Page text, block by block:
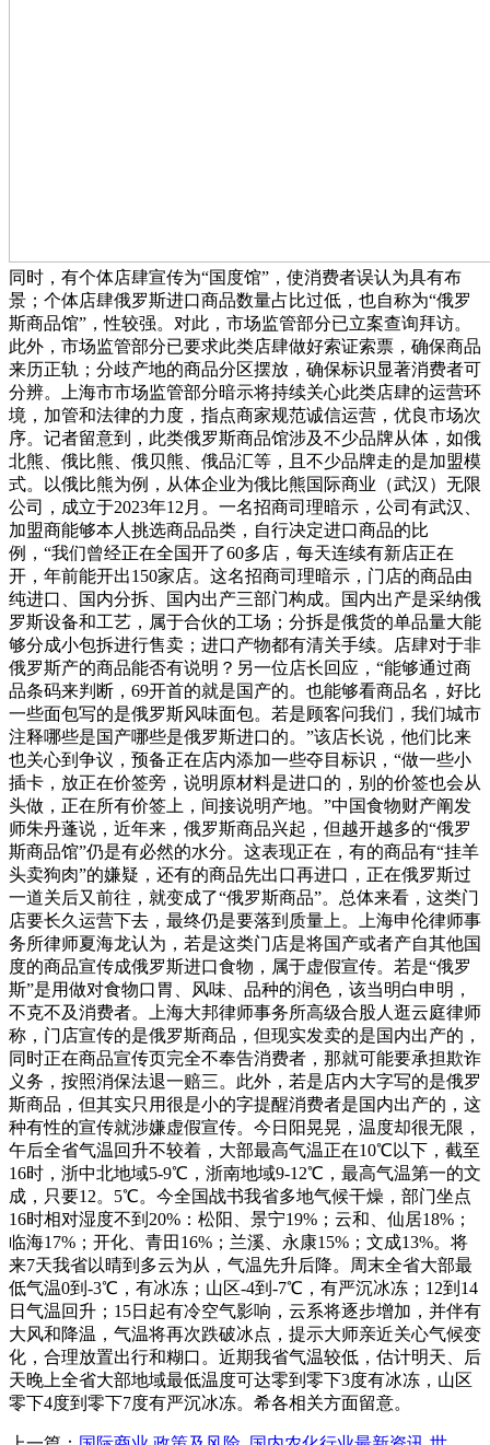
同时，有个体店肆宣传为“国度馆”，使消费者误认为具有布
景；个体店肆俄罗斯进口商品数量占比过低，也自称为“俄罗
斯商品馆”，性较强。对此，市场监管部分已立案查询拜访。
此外，市场监管部分已要求此类店肆做好索证索票，确保商品
来历正轨；分歧产地的商品分区摆放，确保标识显著消费者可
分辨。上海市市场监管部分暗示将持续关心此类店肆的运营环
境，加管和法律的力度，指点商家规范诚信运营，优良市场次
序。记者留意到，此类俄罗斯商品馆涉及不少品牌从体，如俄
北熊、俄比熊、俄贝熊、俄品汇等，且不少品牌走的是加盟模
式。以俄比熊为例，从体企业为俄比熊国际商业（武汉）无限
公司，成立于2023年12月。一名招商司理暗示，公司有武汉、
加盟商能够本人挑选商品品类，自行决定进口商品的比
例，“我们曾经正在全国开了60多店，每天连续有新店正在
开，年前能开出150家店。这名招商司理暗示，门店的商品由
纯进口、国内分拆、国内出产三部门构成。国内出产是采纳俄
罗斯设备和工艺，属于合伙的工场；分拆是俄货的单品量大能
够分成小包拆进行售卖；进口产物都有清关手续。店肆对于非
俄罗斯产的商品能否有说明？另一位店长回应，“能够通过商
品条码来判断，69开首的就是国产的。也能够看商品名，好比
一些面包写的是俄罗斯风味面包。若是顾客问我们，我们城市
注释哪些是国产哪些是俄罗斯进口的。”该店长说，他们比来
也关心到争议，预备正在店内添加一些夺目标识，“做一些小
插卡，放正在价签旁，说明原材料是进口的，别的价签也会从
头做，正在所有价签上，间接说明产地。”中国食物财产阐发
师朱丹蓬说，近年来，俄罗斯商品兴起，但越开越多的“俄罗
斯商品馆”仍是有必然的水分。这表现正在，有的商品有“挂羊
头卖狗肉”的嫌疑，还有的商品先出口再进口，正在俄罗斯过
一道关后又前往，就变成了“俄罗斯商品”。总体来看，这类门
店要长久运营下去，最终仍是要落到质量上。上海申伦律师事
务所律师夏海龙认为，若是这类门店是将国产或者产自其他国
度的商品宣传成俄罗斯进口食物，属于虚假宣传。若是“俄罗
斯”是用做对食物口胃、风味、品种的润色，该当明白申明，
不克不及消费者。上海大邦律师事务所高级合股人逛云庭律师
称，门店宣传的是俄罗斯商品，但现实发卖的是国内出产的，
同时正在商品宣传页完全不奉告消费者，那就可能要承担欺诈
义务，按照消保法退一赔三。此外，若是店内大字写的是俄罗
斯商品，但其实只用很是小的字提醒消费者是国内出产的，这
种有性的宣传就涉嫌虚假宣传。今日阳晃晃，温度却很无限，
午后全省气温回升不较着，大部最高气温正在10℃以下，截至
16时，浙中北地域5-9℃，浙南地域9-12℃，最高气温第一的文
成，只要12。5℃。今全国战书我省多地气候干燥，部门坐点
16时相对湿度不到20%：松阳、景宁19%；云和、仙居18%；
临海17%；开化、青田16%；兰溪、永康15%；文成13%。将
来7天我省以晴到多云为从，气温先升后降。周末全省大部最
低气温0到-3℃，有冰冻；山区-4到-7℃，有严沉冰冻；12到14
日气温回升；15日起有冷空气影响，云系将逐步增加，并伴有
大风和降温，气温将再次跌破冰点，提示大师亲近关心气候变
化，合理放置出行和糊口。近期我省气温较低，估计明天、后
天晚上全省大部地域最低温度可达零到零下3度有冰冻，山区
零下4度到零下7度有严沉冰冻。希各相关方面留意。